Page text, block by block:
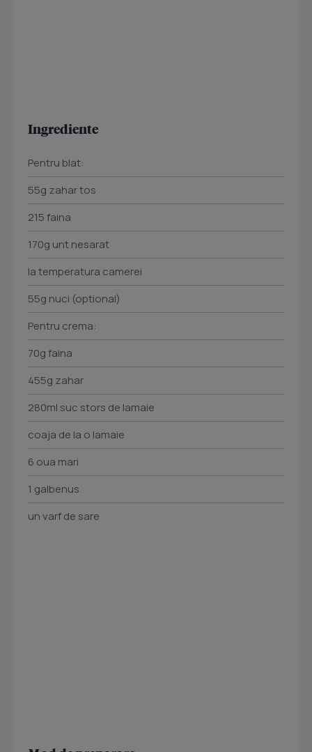
Ingrediente
Pentru blat:
55g zahar tos
215 faina
170g unt nesarat
la temperatura camerei
55g nuci (optional)
Pentru crema:
70g faina
455g zahar
280ml suc stors de lamaie
coaja de la o lamaie
6 oua mari
1 galbenus
un varf de sare